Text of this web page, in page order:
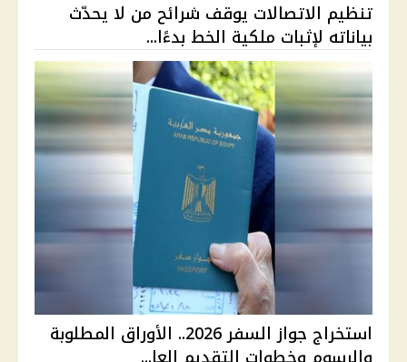
تنظيم الاتصالات يوقف شرائح من لا يحدّث
بياناته لإثبات ملكية الخط بدءًا...
استخراج جواز السفر 2026.. الأوراق المطلوبة